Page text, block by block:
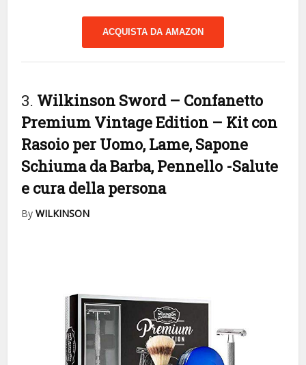
ACQUISTA DA AMAZON
3. Wilkinson Sword – Confanetto
Premium Vintage Edition – Kit con
Rasoio per Uomo, Lame, Sapone
Schiuma da Barba, Pennello -Salute
e cura della persona
ByWILKINSON